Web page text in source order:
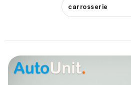
carrosserie